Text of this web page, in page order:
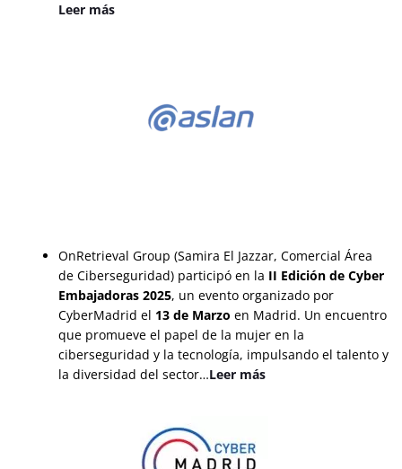
Leer más
OnRetrieval Group (Samira El Jazzar, Comercial Área
de Ciberseguridad) participó en la II Edición de Cyber
Embajadoras 2025, un evento organizado por
CyberMadrid el 13 de Marzo en Madrid. Un encuentro
que promueve el papel de la mujer en la
ciberseguridad y la tecnología, impulsando el talento y
la diversidad del sector…Leer más